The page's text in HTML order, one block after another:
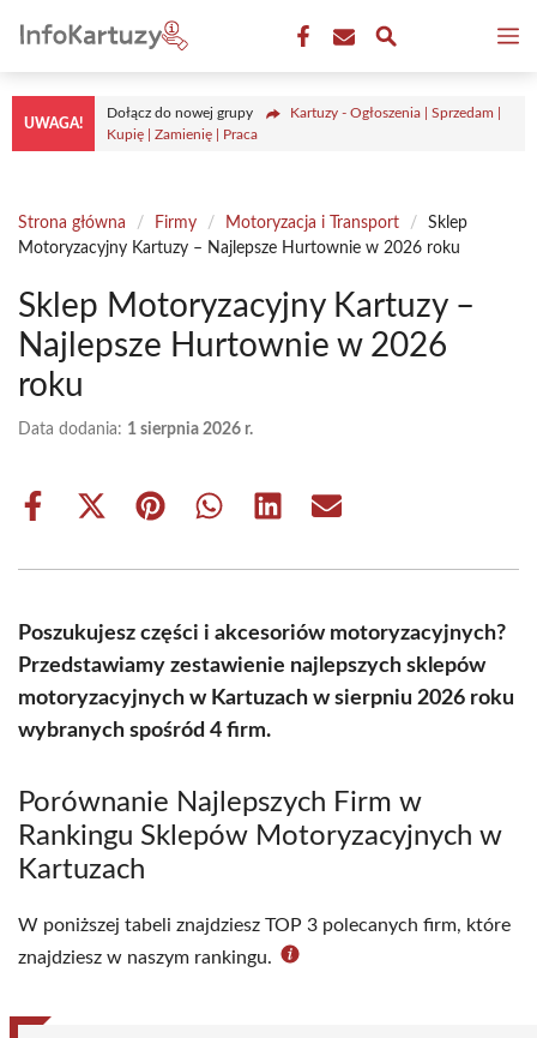
treści
UWAGA!
Dołącz do nowej grupy
Kartuzy - Ogłoszenia | Sprzedam |
Kupię | Zamienię | Praca
Strona główna / Firmy / Motoryzacja i Transport /
Sklep
Motoryzacyjny Kartuzy – Najlepsze Hurtownie w 2026 roku
Sklep Motoryzacyjny Kartuzy –
Najlepsze Hurtownie w 2026
roku
Data dodania: 1 sierpnia 2026 r.
Share
Share
(Twitter)
Share Share Share Share
Poszukujesz części i akcesoriów motoryzacyjnych?
Przedstawiamy zestawienie najlepszych sklepów
motoryzacyjnych w Kartuzach w sierpniu 2026 roku
wybranych spośród 4 firm.
Porównanie Najlepszych Firm w
Rankingu Sklepów Motoryzacyjnych w
Kartuzach
W poniższej tabeli znajdziesz TOP 3 polecanych firm, które
znajdziesz w naszym rankingu.